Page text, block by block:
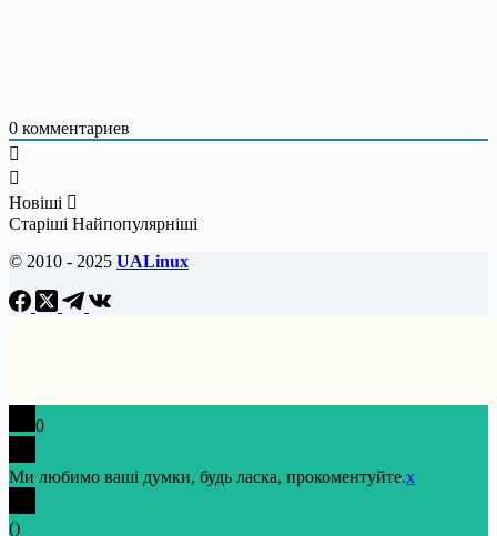
0 комментариев
Новіші
Старіші Найпопулярніші
© 2010 - 2025 UALinux
0
Ми любимо ваші думки, будь ласка, прокоментуйте.x
()